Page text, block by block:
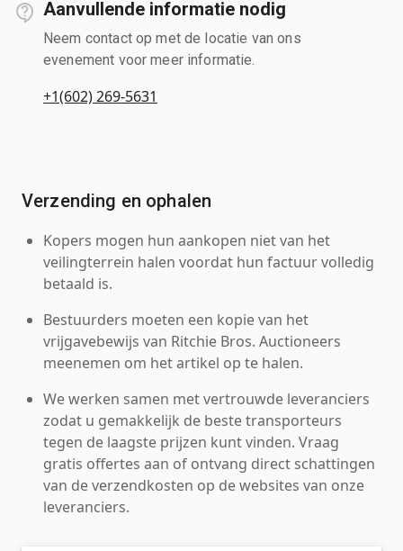
Aanvullende informatie nodig
Neem contact op met de locatie van ons
evenement voor meer informatie.
+1(602) 269-5631
Verzending en ophalen
Kopers mogen hun aankopen niet van het
veilingterrein halen voordat hun factuur volledig
betaald is.
Bestuurders moeten een kopie van het
vrijgavebewijs van Ritchie Bros. Auctioneers
meenemen om het artikel op te halen.
We werken samen met vertrouwde leveranciers
zodat u gemakkelijk de beste transporteurs
tegen de laagste prijzen kunt vinden. Vraag
gratis offertes aan of ontvang direct schattingen
van de verzendkosten op de websites van onze
leveranciers.